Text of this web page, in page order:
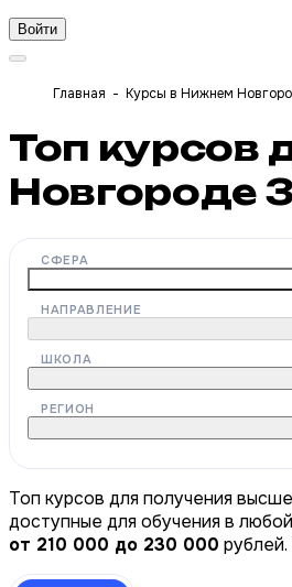
Войти
Главная Курсы в Нижнем
Топ курсов
Новгороде 3
СФЕРА
НАПРАВЛЕНИЕ
ШКОЛА
РЕГИОН
Топ курсов для получения
доступные для обучения в
от 210 000 до 230 000